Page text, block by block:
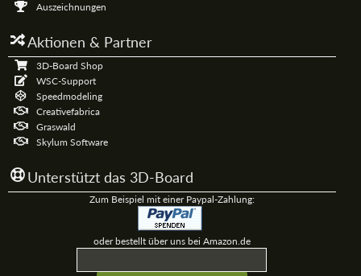
Auszeichnungen
Aktionen & Partner
3D-Board Shop
WSC-Support
Speedmodeling
Creativefabrica
Graswald
Skylum Software
Unterstützt das 3D-Board
Zum Beispiel mit einer Paypal-Zahlung:
oder bestellt über uns bei Amazon.de